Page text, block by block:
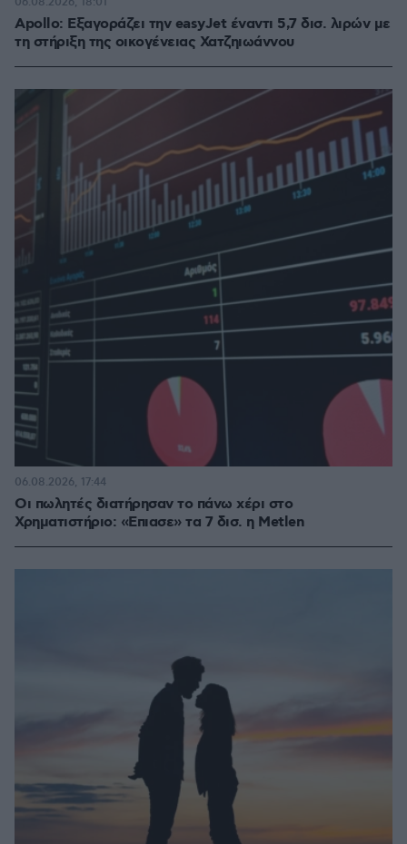
Apollo: Εξαγοράζει την easyJet έναντι 5,7 δισ. λιρών με
τη στήριξη της οικογένειας Χατζηιωάννου
Οι πωλητές διατήρησαν το πάνω χέρι στο
Χρηματιστήριο: «Επιασε» τα 7 δισ. η Metlen
06.08.2026, 17:44